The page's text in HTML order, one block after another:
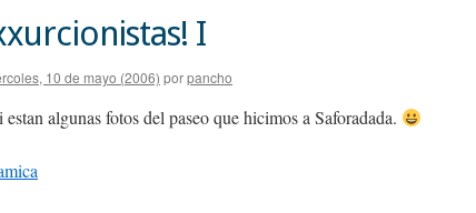
I
10 de mayo (2006) porpancho
algunas fotos del paseo que hicimos a Saforadada.